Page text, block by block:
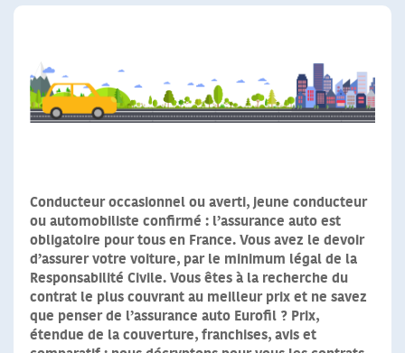
Conducteur occasionnel ou averti, jeune conducteur
ou automobiliste confirmé : l’assurance auto est
obligatoire pour tous en France. Vous avez le devoir
d’assurer votre voiture, par le minimum légal de la
Responsabilité Civile. Vous êtes à la recherche du
contrat le plus couvrant au meilleur prix et ne savez
que penser de l’assurance auto Eurofil ? Prix,
étendue de la couverture, franchises, avis et